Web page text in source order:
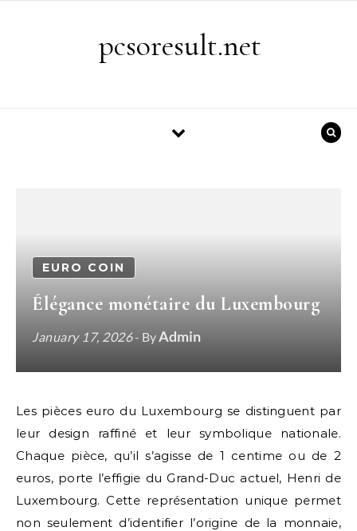
pcsoresult.net
EURO COIN
Élégance monétaire du Luxembourg
January 17, 2026- ByAdmin
Les pièces euro du Luxembourg se distinguent par
leur design raffiné et leur symbolique nationale.
Chaque pièce, qu’il s’agisse de 1 centime ou de 2
euros, porte l’effigie du Grand-Duc actuel, Henri de
Luxembourg. Cette représentation unique permet
non seulement d’identifier l’origine de la monnaie,